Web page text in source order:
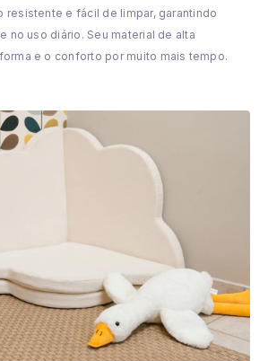
resistente e fácil de limpar, garantindo
no uso diário. Seu material de alta
e o conforto por muito mais tempo.